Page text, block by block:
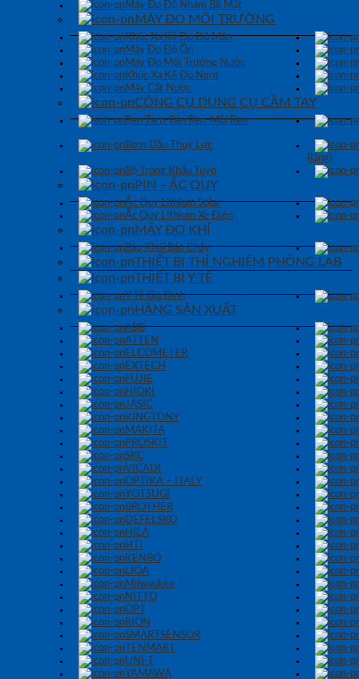
Máy Đo Độ Nhám Bề Mặt
MÁY ĐO MÔI TRƯỜNG
Khúc Xạ Kế Đo Độ Mặn
Máy Đo Độ Ồn
Máy Đo Môi Trường Nước
Khúc Xạ Kế Đo Ngọt
Máy Cất Nước
CÔNG CỤ DỤNG CỤ CẦM TAY
Ren Taro-Bàn Ren-Mũi Ren
Bơm Dầu Thuỷ Lực
Răng)
Bộ Tròng Khẩu Tuýp
PIN – ẮC QUY
Ắc Quy Lithium Solar
Ắc Quy Lithium Xe Điện
MÁY ĐO KHÍ
Báo Khói Báo Cháy
THIẾT BỊ THÍ NGHIỆM PHÒNG LAB
THIẾT BỊ Y TẾ
Y Tế Gia Đình
HÃNG SẢN XUẤT
ABB
ATTEN
ELCOMETER
EXTECH
FUJIE
HIOKI
JASIC
KINGTONY
MAKITA
PROSKIT
SKC
VICADI
OPTIKA – ITALY
YOTSUGI
BROTHER
DEFELSKO
HILA
HTI
KENBO
LIOA
Milwaukee
NITTO
OPT
RION
SMARTSENSOR
TENMART
UNI-T
YAMAWA